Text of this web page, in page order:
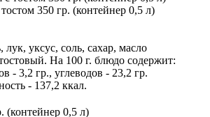
350 гр. (контейнер 0,5 л)
уксус, соль, сахар, масло
На 100 г. блюдо содержит:
- 3,2 гр., углеводов - 23,2 гр.
- 137,2 ккал.